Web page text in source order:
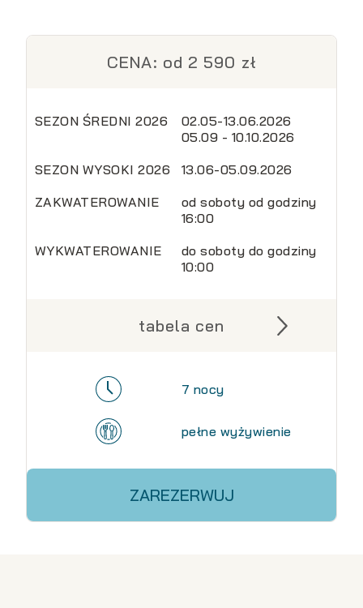
CENA: od 2 590 zł
SEZON ŚREDNI 2026
02.05-13.06.2026
05.09 - 10.10.2026
SEZON WYSOKI 2026
13.06-05.09.2026
ZAKWATEROWANIE
od soboty od godziny
16:00
WYKWATEROWANIE
do soboty do godziny
10:00
tabela cen
7 nocy
pełne wyżywienie
ZAREZERWUJ